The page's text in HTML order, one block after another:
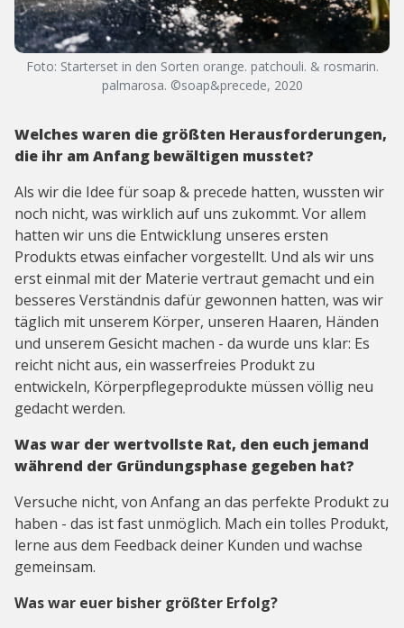
Foto: Starterset in den Sorten orange. patchouli. & rosmarin.
palmarosa. ©soap&precede, 2020
Welches waren die größten Herausforderungen,
die ihr am Anfang bewältigen musstet?
Als wir die Idee für soap & precede hatten, wussten wir
noch nicht, was wirklich auf uns zukommt. Vor allem
hatten wir uns die Entwicklung unseres ersten
Produkts etwas einfacher vorgestellt. Und als wir uns
erst einmal mit der Materie vertraut gemacht und ein
besseres Verständnis dafür gewonnen hatten, was wir
täglich mit unserem Körper, unseren Haaren, Händen
und unserem Gesicht machen - da wurde uns klar: Es
reicht nicht aus, ein wasserfreies Produkt zu
entwickeln, Körperpflegeprodukte müssen völlig neu
gedacht werden.
Was war der wertvollste Rat, den euch jemand
während der Gründungsphase gegeben hat?
Versuche nicht, von Anfang an das perfekte Produkt zu
haben - das ist fast unmöglich. Mach ein tolles Produkt,
lerne aus dem Feedback deiner Kunden und wachse
gemeinsam.
Was war euer bisher größter Erfolg?